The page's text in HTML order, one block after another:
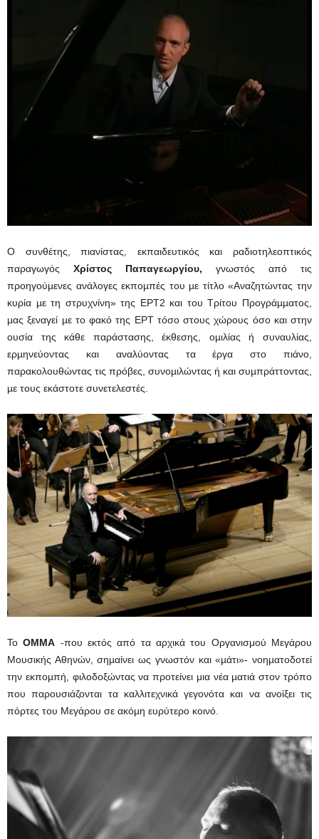
Ο συνθέτης, πιανίστας, εκπαιδευτικός και ραδιοτηλεοπτικός
παραγωγός Χρίστος Παπαγεωργίου, γνωστός από τις
προηγούµενες ανάλογες εκποµπές του µε τίτλο «Αναζητώντας την
κυρία µε τη στρυχνίνη» της ΕΡΤ2 και του Τρίτου Προγράµµατος,
µας ξεναγεί µε το φακό της ΕΡΤ τόσο στους χώρους όσο και στην
ουσία της κάθε παράστασης, έκθεσης, οµιλίας ή συναυλίας,
ερµηνεύοντας και αναλύοντας τα έργα στο πιάνο,
παρακολουθώντας τις πρόβες, συνοµιλώντας ή και συµπράττοντας,
µε τους εκάστοτε συνετελεστές.
ΤοΟΜΜΑ -που εκτός από τα αρχικά του Οργανισμού Μεγάρου
Μουσικής Αθηνών, σηµαίνει ως γνωστόν και «µάτι»- νοηµατοδοτεί
την εκποµπή, φιλοδοξώντας να προτείνει μια νέα µατιά στον τρόπο
που παρουσιάζονται τα καλλιτεχνικά γεγονότα και να ανοίξει τις
πόρτες του Μεγάρου σε ακόµη ευρύτερο κοινό.